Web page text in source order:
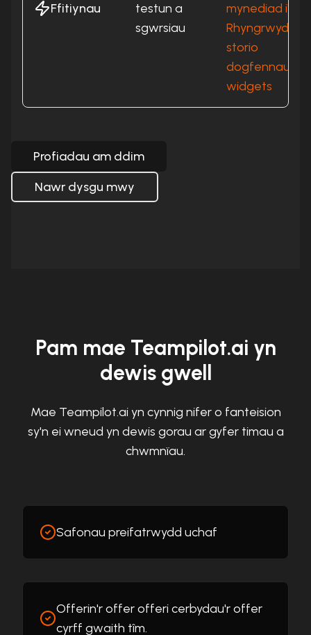
Ffitiynau
testun a
sgwrsiau
mynediad i'r
Rhyngrwyd,
storio
dogfennau,
widgets
Profiadau am ddim
Nawr dysgu mwy
Pam mae Teampilot.ai yn
dewis gwell
Mae Teampilot.ai yn cynnig nifer o fanteision
sy'n ei wneud yn dewis gorau ar gyfer timau a
chwmnïau.
Safonau preifatrwydd uchaf
Offerin'r offer offeri cerbydau'r offer
cyrff gwaith tîm.